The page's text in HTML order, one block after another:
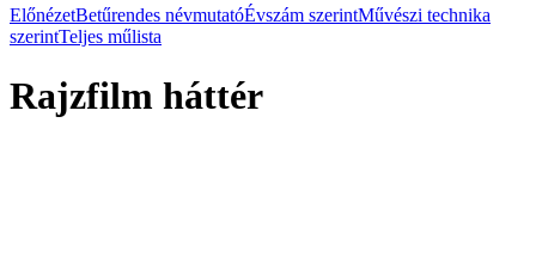
ElőnézetBetűrendes névmutatóÉvszám szerintMűvészi technika
szerintTeljes műlista
Rajzfilm háttér